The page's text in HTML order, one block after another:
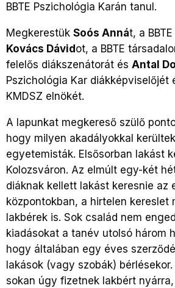
BBTE Pszichológia Karán tanul.
Megkerestük Soós Annát, a
Kovács Dávid ot, a BBTE
felelős diákszenátorát és Antal
Pszichológia Kar diákképviselőjét
KMDSZ elnökét.
A lapunkat megkereső szülő
hogy milyen akadályokkal
egyetemisták. Elsősorban lakást
Kolozsváron. Az elmúlt egy-két
diáknak kellett lakást keresnie az
központokban, a hirtelen kereslet
lakbérek is. Sok család nem
kiadásokat a tanév utolsó három
hogy általában egy éves
lakások (vagy szobák)
sokan úgy fizetnek lakbért